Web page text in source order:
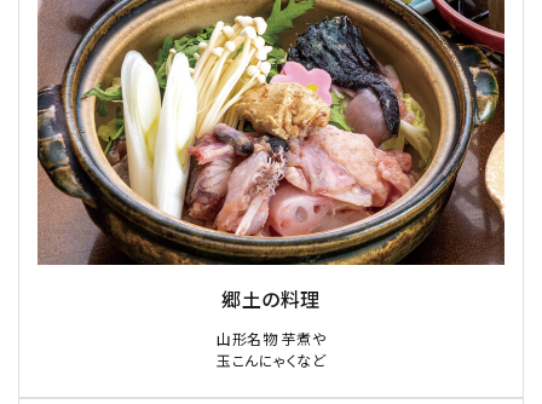
郷土の料理
山形名物 芋煮や
玉こんにゃくなど